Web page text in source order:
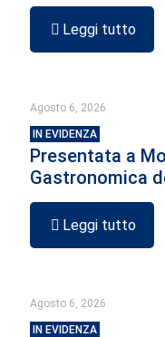
Leggi tutto
Agosto 6, 2026
IN EVIDENZA
Presentata a
Gastronomica
Leggi tutto
Agosto 6, 2026
IN EVIDENZA